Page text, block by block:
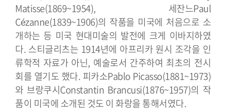
Matisse(1869~1954), 세잔느Paul
Cézanne(1839~1906)의 작품을 미국에 처음으로 소
개하는 등 미국 현대미술의 발전에 크게 이바지하였
다. 스티글리츠는 1914년에 아프리카 원시 조각을 인
류학적 자료가 아닌, 예술로서 간주하여 최초의 전시
회를 열기도 했다. 피카소Pablo Picasso(1881~1973)
와 브랑쿠시Constantin Brancusi(1876~1957)의 작
품이 미국에 소개된 것도 이 화랑을 통해서였다.